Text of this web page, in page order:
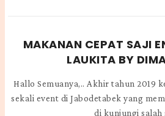
MAKANAN CEPAT SAJI
LAUKITA BY
Hallo Semuanya,.. Akhir tahun 2019
sekali event di Jabodetabek yang
di kunjungi salah